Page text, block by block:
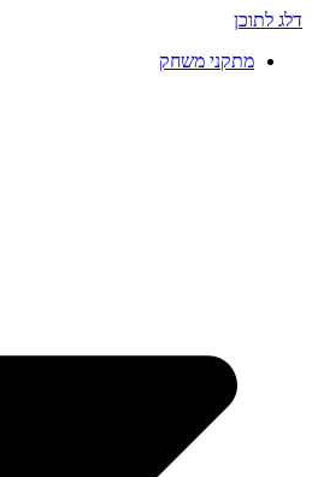
דלג לתוכן
מתקני משחק